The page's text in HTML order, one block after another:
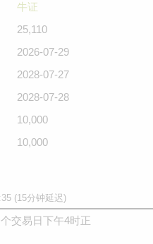
牛证
25,110
2026-07-29
2028-07-27
2028-07-28
10,000
10,000
(15分钟延迟)
交易日下午4时正